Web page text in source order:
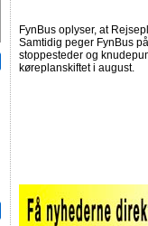
FynBus oplyser, at
Samtidig peger FynBus
stoppesteder og
køreplanskiftet i august.